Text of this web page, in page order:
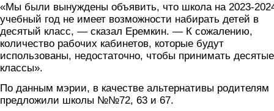
«Мы были вынуждены объявить, что школа на 2023-
учебный год не имеет возможности набирать детей в
десятый класс, — сказал Еремкин. — К сожалению,
количество рабочих кабинетов, которые будут
использованы, недостаточно, чтобы принимать десятые
классы».
По данным мэрии, в качестве альтернативы родителям
предложили школы №№72, 63 и 67.